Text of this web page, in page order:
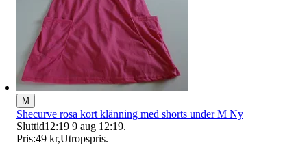
M
Shecurve rosa kort klänning med shorts under M Ny
Sluttid12:19 9 aug 12:19.
Pris:49 kr,Utropspris.